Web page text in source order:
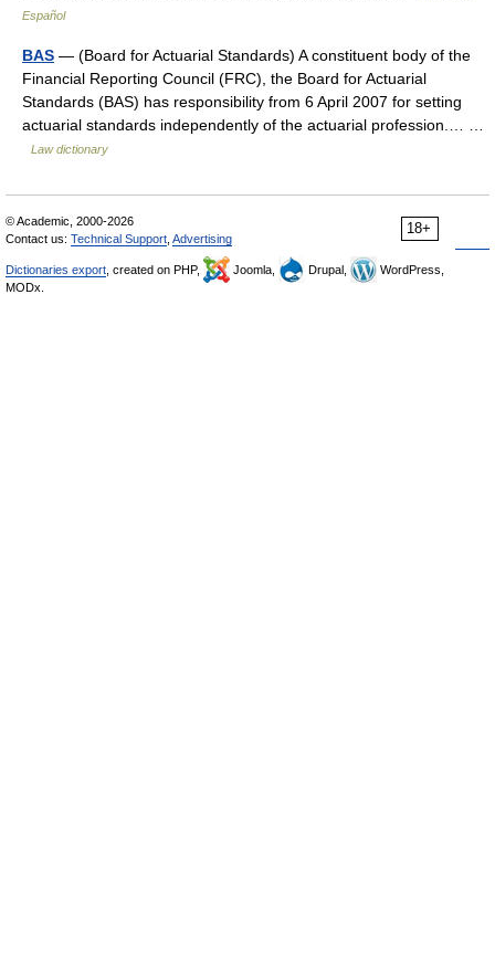
Español
BAS — (Board for Actuarial Standards) A constituent body of the
Financial Reporting Council (FRC), the Board for Actuarial
Standards (BAS) has responsibility from 6 April 2007 for setting
actuarial standards independently of the actuarial profession.… …
Law dictionary
18+
© Academic, 2000-2026
Contact us: Technical Support Advertising
Dictionaries export , created on PHP, Joomla, Drupal,
WordPress,
MODx.